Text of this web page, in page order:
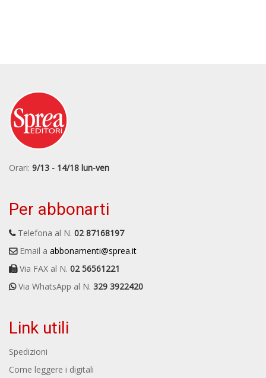
Orari: 9/13 - 14/18 lun-ven
Per abbonarti
Telefona al N. 02 87168197
Email a abbonamenti@sprea.it
Via FAX al N. 02 56561221
Via WhatsApp al N. 329 3922420
Link utili
Spedizioni
Come leggere i digitali